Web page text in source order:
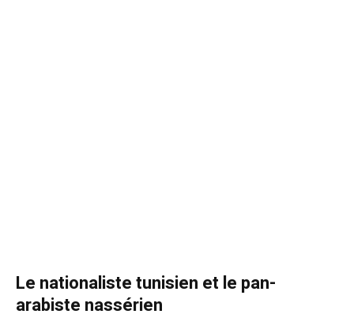
Le nationaliste tunisien et le pan-
arabiste nassérien